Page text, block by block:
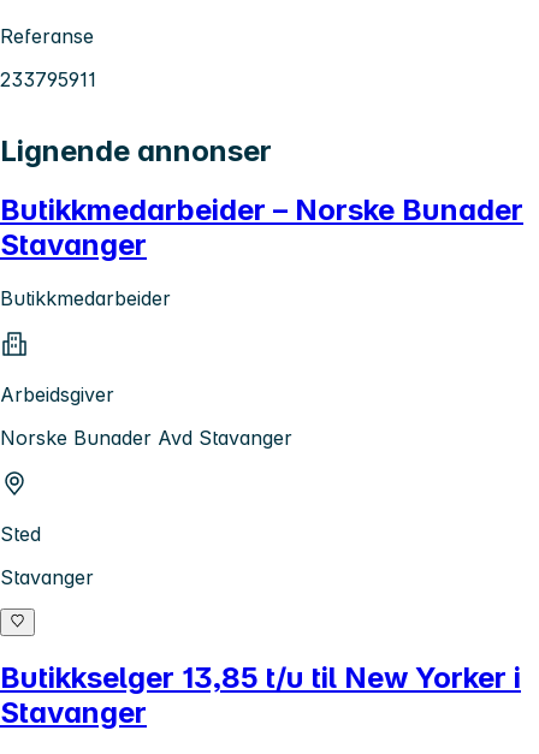
Referanse
233795911
Lignende annonser
Butikkmedarbeider – Norske Bunader
Stavanger
Butikkmedarbeider
Arbeidsgiver
Norske Bunader Avd Stavanger
Sted
Stavanger
Butikkselger 13,85 t/u til New Yorker i
Stavanger